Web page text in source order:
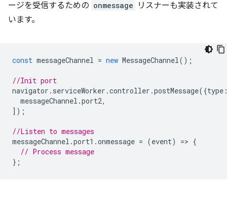
ージを受信するための onmessage
リスナーも実装されて
います。
const messageChannel = new MessageChannel();
//Init port
navigator . serviceWorker .controller .postMessage({type
messageChannel .port2,
]);
//Listen to messages
messageChannel .port1 .onmessage = (event) => {
// Process message
};